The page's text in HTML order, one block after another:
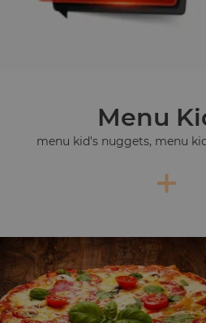
Menu
menu kid's nuggets, menu
+